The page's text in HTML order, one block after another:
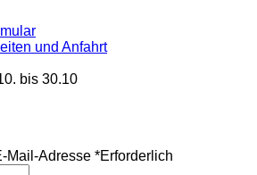
und Anfahrt
bis 30.10
Mail-Adresse *Erforderlich